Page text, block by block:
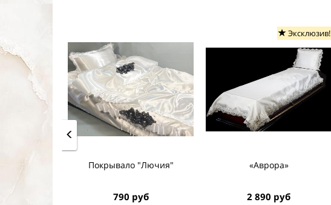
Покрывало "Лючия"
790 руб
Эксклюзив!
«Аврора»
2 890 руб